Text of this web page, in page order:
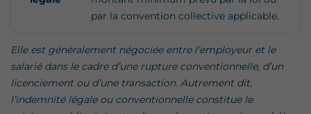
par la convention collective applicable.
Elle est généralement négociée entre l’employeur et le
salarié dans le cadre d’une rupture conventionnelle, d’un
licenciement ou d’une transaction. Autrement dit,
l’indemnité légale ou conventionnelle constitue le